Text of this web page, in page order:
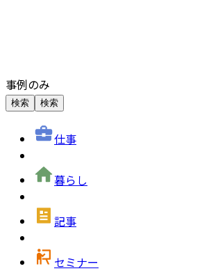
事例のみ
検索 検索
仕事
暮らし
記事
セミナー